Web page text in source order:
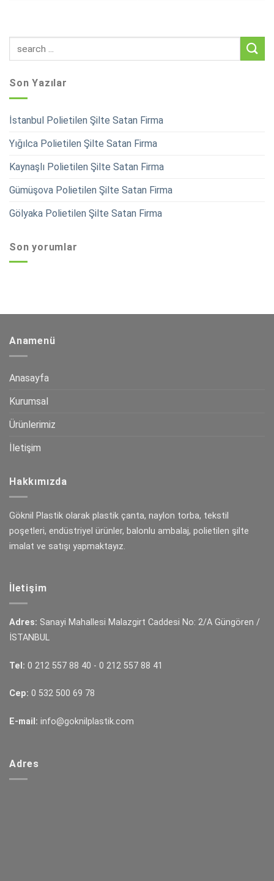
Son Yazılar
İstanbul Polietilen Şilte Satan Firma
Yığılca Polietilen Şilte Satan Firma
Kaynaşlı Polietilen Şilte Satan Firma
Gümüşova Polietilen Şilte Satan Firma
Gölyaka Polietilen Şilte Satan Firma
Son yorumlar
Anamenü
Anasayfa
Kurumsal
Ürünlerimiz
İletişim
Hakkımızda
Göknil Plastik olarak plastik çanta, naylon torba, tekstil
poşetleri, endüstriyel ürünler, balonlu ambalaj, polietilen şilte
imalat ve satışı yapmaktayız.
İletişim
Adres: Sanayi Mahallesi Malazgirt Caddesi No: 2/A Güngören /
İSTANBUL
Tel: 0 212 557 88 40 - 0 212 557 88 41
Cep: 0 532 500 69 78
E-mail: info@goknilplastik.com
Adres